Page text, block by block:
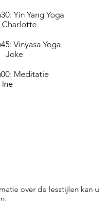
Yin Yang Yoga
Vinyasa Yoga
Meditatie
over de lesstijlen kan u